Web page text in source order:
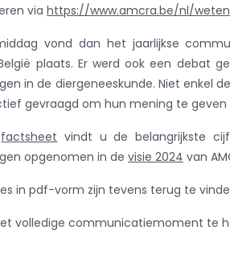
via https://www.amcra.be/nl/
vond dan het jaarlijkse
plaats. Er werd ook een debat
in de diergeneeskunde. Niet enkel
gevraagd om hun mening te
factsheet vindt u de belangrijkste
opgenomen in de visie 2024 van
in pdf-vorm zijn tevens terug te
volledige communicatiemoment te